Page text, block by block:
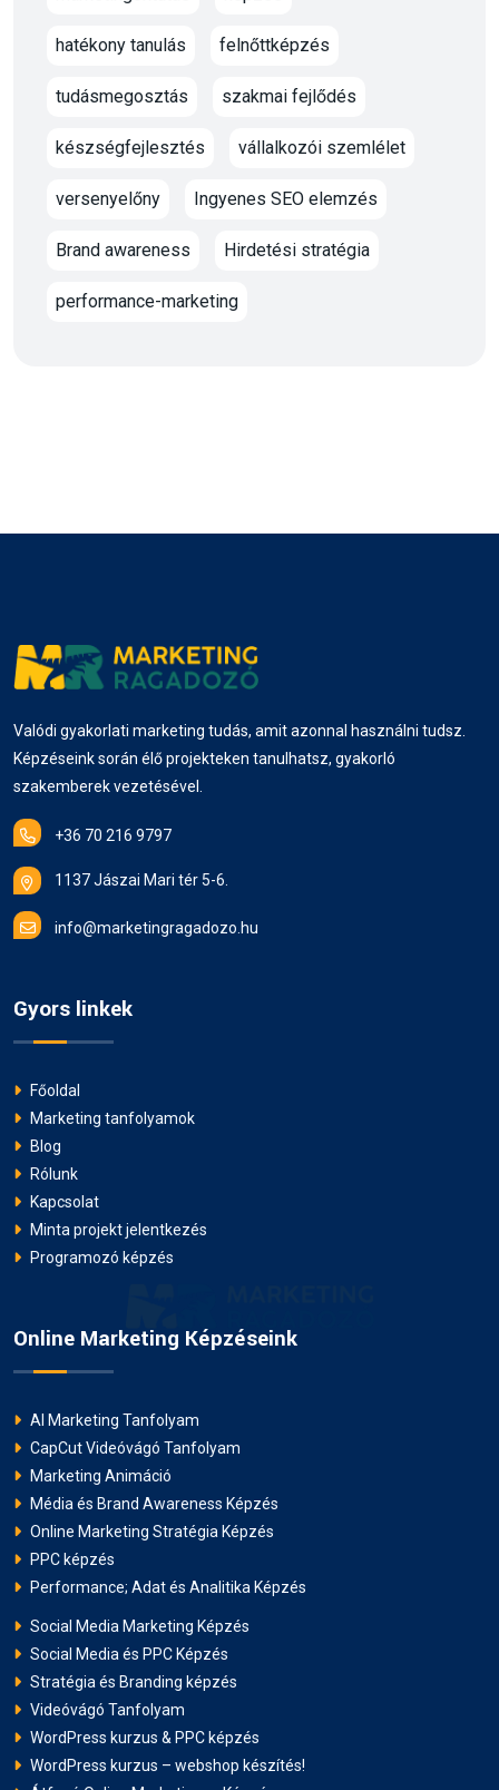
hatékony tanulás felnőttképzés
tudásmegosztás szakmai fejlődés
készségfejlesztés vállalkozói szemlélet
versenyelőny Ingyenes SEO elemzés
Brand awareness Hirdetési stratégia
performance-marketing
Valódi gyakorlati marketing tudás, amit azonnal használni tudsz.
Képzéseink során élő projekteken tanulhatsz, gyakorló
szakemberek vezetésével.
+36 70 216 9797
1137 Jászai Mari tér 5-6.
info@marketingragadozo.hu
Gyors linkek
Főoldal
Marketing tanfolyamok
Blog
Rólunk
Kapcsolat
Minta projekt jelentkezés
Programozó képzés
Online Marketing Képzéseink
AI Marketing Tanfolyam
CapCut Videóvágó Tanfolyam
Marketing Animáció
Média és Brand Awareness Képzés
Online Marketing Stratégia Képzés
PPC képzés
Performance; Adat és Analitika Képzés
Social Media Marketing Képzés
Social Media és PPC Képzés
Stratégia és Branding képzés
Videóvágó Tanfolyam
WordPress kurzus & PPC képzés
WordPress kurzus – webshop készítés!